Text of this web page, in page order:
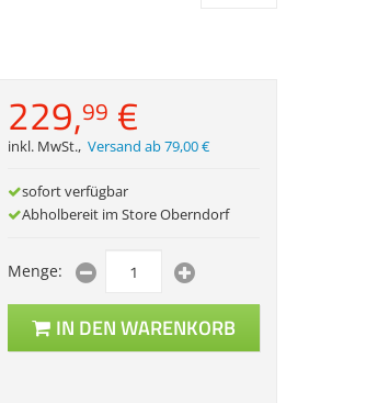
229,99 €
inkl. MwSt., Versand ab 79,00 €
sofort verfügbar
Abholbereit im Store Oberndorf
Menge:
IN DEN WARENKORB